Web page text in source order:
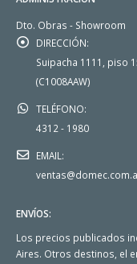
Dto. Obras - Showroom
DIRECCIÓN:
Suipacha 1111, piso
(C1008AAW)
TELÉFONO:
4312 - 1980
EMAIL:
ENVÍOS:
Los precios publicados
Aires. Otros destinos, el